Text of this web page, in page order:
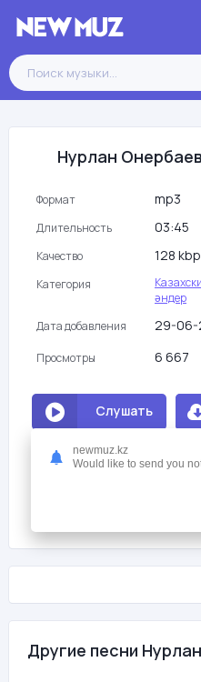
Нурлан
Формат mp3
Длительность 03:45
Качество 128
Категория
әндер
Дата добавления
29-06-
Просмотры 6 667
Слушать
Мне нравится 5
Онербаев - Анашым
Другие песни
newmuz.kz
Would like to send you